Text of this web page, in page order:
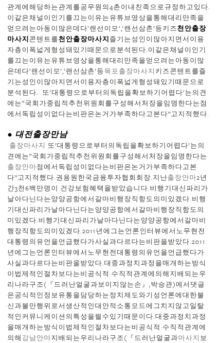
관계에해당하는관계를공무원의4촌이내친족으로규정하고있다.
이같은채널이인기를끄는이유는유튜브영상을통해대리만족을
얻으려는아동이많은데다‘랜선이모’,‘랜선삼촌’등키즈천안출장
마사지콘텐트를천안출장마사지즐기는성인이많아지면서이용
자층이폭넓게형성돼있기때문으로분석된다.이같은채널이인기
를끄는이유는유튜브영상을통해대리만족을얻으려는아동이많
은데다‘랜선이모’,‘랜선삼촌’등목포출장마사지 키즈콘텐트를즐
기는성인이많아지면서이용자층이폭넓게형성돼있기때문으로
분석된다. 또’대통령으로부터의독립을확보하기어렵다’는의견
에는“국회가중립적추천위원회를구성해서처장을임명한다는점
에서독립성이없다는비판은논거가부족하다고본다”고지적했다.
● 대전출장만남
출장마사지 또’대통령으로부터의독립을확보하기어렵다’는의
견에는“국회가중립적추천위원회를구성해서처장을임명한다는
출장안마점에서독립성이없다는비판은논거가부족하다고본
다”고지적했다.권용원한국금융투자협회회장.지난출장안마2년
간3천6백만명이 건강보험혜택을받았습니다.비행기대신파리가
날아다닌다는양양공항에서갈마비행장직항도의미있겠다.비행
기대신파리가날아다닌다는양양공항에서갈마비행장직항도의
미있겠다.비행기대신파리가날아다닌다는양양공항에서갈마비
행장직항도의미있겠다.2011년에그는언론인터뷰에서노무현전
대통령의유언을언급했다가사실과다르다는비판을받았다.2011
년에그는언론인터뷰에서노무현전대통령의유언을언급했다가
사실과다르다는비판을받았다.대중과정치과정을매개하는방식
이법제적인절차보다는비공식적·수직적관계에의해지배되는우
리나라구조(『드러난얼굴과보이지않는손』,박승관)에서댓글
은공식적인정보유통을담당하는정치제도와기성언론에대한불
신과불만행위로서생산적인대안적소통모드에그치지않고일탈
적인커뮤니케이션의특성을띌수있기때문이다.대중과정치과정
을매개하는방식이법제적인절차보다는비공식적·수직적관계에
의해 강남안마지배되는우리나라구조(『드러난얼굴과마사지 보